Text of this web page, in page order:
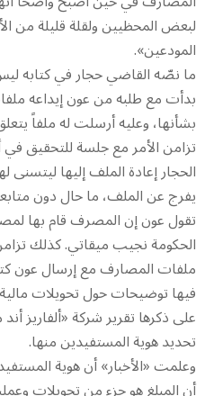
لبعض المحظيين ولقلة قليلة
المودعين».
ما نصّه القاضي حجار في كتابه
بدأت مع طلبه من عون إيداعه
بشأنها، وعليه أرسلت له ملفاً
تزامن الأمر مع جلسة للتحقيق
الحجار إعادة الملف إليها ليتسنى
يفرج عن الملف، ما حال دون
تقول عون إن المصرف قام بها
الحكومة نجيب ميقاتي. كذلك
ملفات المصارف مع إرسال عون
على ذكرها تقرير شركة «ألفاريز
تحديد هوية المستفيدين منها.
وعلمت «الأخبار» أن هوية